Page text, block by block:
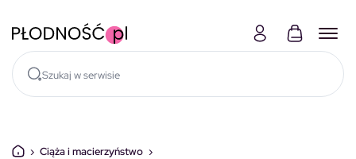
› Ciąża i macierzyństwo ›